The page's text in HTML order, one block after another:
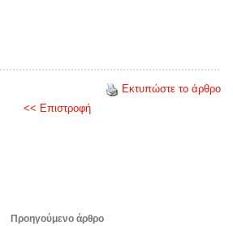
Εκτυπώστε το άρθρο
<< Επιστροφή
Προηγούμενο άρθρο